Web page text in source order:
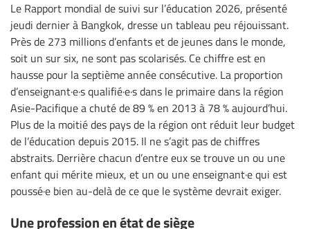
Le Rapport mondial de suivi sur l’éducation 2026, présenté
jeudi dernier à Bangkok, dresse un tableau peu réjouissant.
Près de 273 millions d’enfants et de jeunes dans le monde,
soit un sur six, ne sont pas scolarisés. Ce chiffre est en
hausse pour la septième année consécutive. La proportion
d’enseignant·e·s qualifié·e·s dans le primaire dans la région
Asie-Pacifique a chuté de 89 % en 2013 à 78 % aujourd’hui.
Plus de la moitié des pays de la région ont réduit leur budget
de l’éducation depuis 2015. Il ne s’agit pas de chiffres
abstraits. Derrière chacun d’entre eux se trouve un ou une
enfant qui mérite mieux, et un ou une enseignant·e qui est
poussé·e bien au-delà de ce que le système devrait exiger.
Une profession en état de siège